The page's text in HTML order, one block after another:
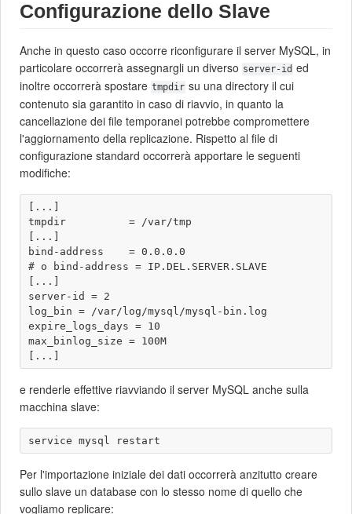
Configurazione dello Slave
Anche in questo caso occorre riconfigurare il server MySQL, in
particolare occorrerà assegnargli un diverso server-id ed
inoltre occorrerà spostare tmpdir su una directory il cui
contenuto sia garantito in caso di riavvio, in quanto la
cancellazione dei file temporanei potrebbe compromettere
l'aggiornamento della replicazione. Rispetto al file di
configurazione standard occorrerà apportare le seguenti
modifiche:
[...]
tmpdir          = /var/tmp
[...]
bind-address    = 0.0.0.0
# o bind-address = IP.DEL.SERVER.SLAVE
[...]
server-id = 2
log_bin = /var/log/mysql/mysql-bin.log
expire_logs_days = 10
max_binlog_size = 100M
e renderle effettive riavviando il server MySQL anche sulla
macchina slave:
Per l'importazione iniziale dei dati occorrerà anzitutto creare
sullo slave un database con lo stesso nome di quello che
vogliamo replicare: